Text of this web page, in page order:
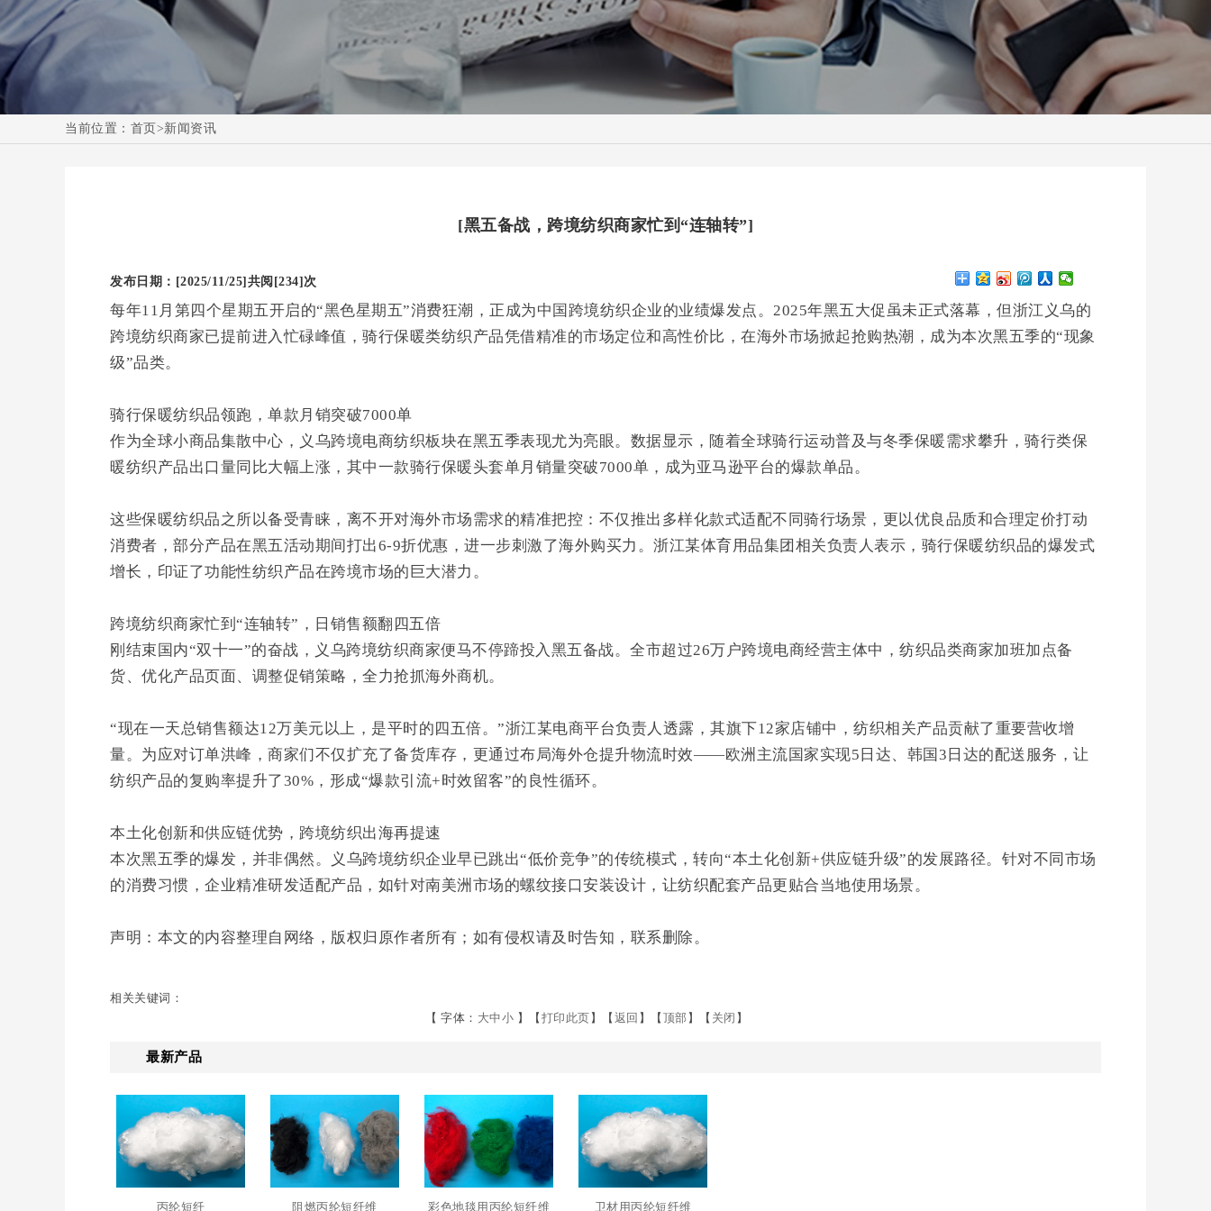
当前位置： 首页 >新闻资讯
[黑五备战，跨境纺织商家忙到“连轴转”]
发布日期：[2025/11/25] 共阅[234]次
每年11月第四个星期五开启的“黑色星期五”消费狂潮，正成为中国跨境纺织企业的业绩爆发点。2025年黑五大促虽未正式落幕，但浙江义乌的
跨境纺织商家已提前进入忙碌峰值，骑行保暖类纺织产品凭借精准的市场定位和高性价比，在海外市场掀起抢购热潮，成为本次黑五季的“现象
级”品类。
骑行保暖纺织品领跑，单款月销突破7000单
作为全球小商品集散中心，义乌跨境电商纺织板块在黑五季表现尤为亮眼。数据显示，随着全球骑行运动普及与冬季保暖需求攀升，骑行类保
暖纺织产品出口量同比大幅上涨，其中一款骑行保暖头套单月销量突破7000单，成为亚马逊平台的爆款单品。
这些保暖纺织品之所以备受青睐，离不开对海外市场需求的精准把控：不仅推出多样化款式适配不同骑行场景，更以优良品质和合理定价打动
消费者，部分产品在黑五活动期间打出6-9折优惠，进一步刺激了海外购买力。浙江某体育用品集团相关负责人表示，骑行保暖纺织品的爆发式
增长，印证了功能性纺织产品在跨境市场的巨大潜力。
跨境纺织商家忙到“连轴转”，日销售额翻四五倍
刚结束国内“双十一”的奋战，义乌跨境纺织商家便马不停蹄投入黑五备战。全市超过26万户跨境电商经营主体中，纺织品类商家加班加点备
货、优化产品页面、调整促销策略，全力抢抓海外商机。
“现在一天总销售额达12万美元以上，是平时的四五倍。”浙江某电商平台负责人透露，其旗下12家店铺中，纺织相关产品贡献了重要营收增
量。为应对订单洪峰，商家们不仅扩充了备货库存，更通过布局海外仓提升物流时效——欧洲主流国家实现5日达、韩国3日达的配送服务，让
纺织产品的复购率提升了30%，形成“爆款引流+时效留客”的良性循环。
本土化创新和供应链优势，跨境纺织出海再提速
本次黑五季的爆发，并非偶然。义乌跨境纺织企业早已跳出“低价竞争”的传统模式，转向“本土化创新+供应链升级”的发展路径。针对不同市场
的消费习惯，企业精准研发适配产品，如针对南美洲市场的螺纹接口安装设计，让纺织配套产品更贴合当地使用场景。
声明：本文的内容整理自网络，版权归原作者所有；如有侵权请及时告知，联系删除。
相关关键词：
【 字体： 大中小 】 【 打印此页 】 【 返回 】 【 顶部 】 【 关闭 】
最新产品
丙纶短纤 阻燃丙纶短纤维 彩色地毯用丙纶短纤维 卫材用丙纶短纤维